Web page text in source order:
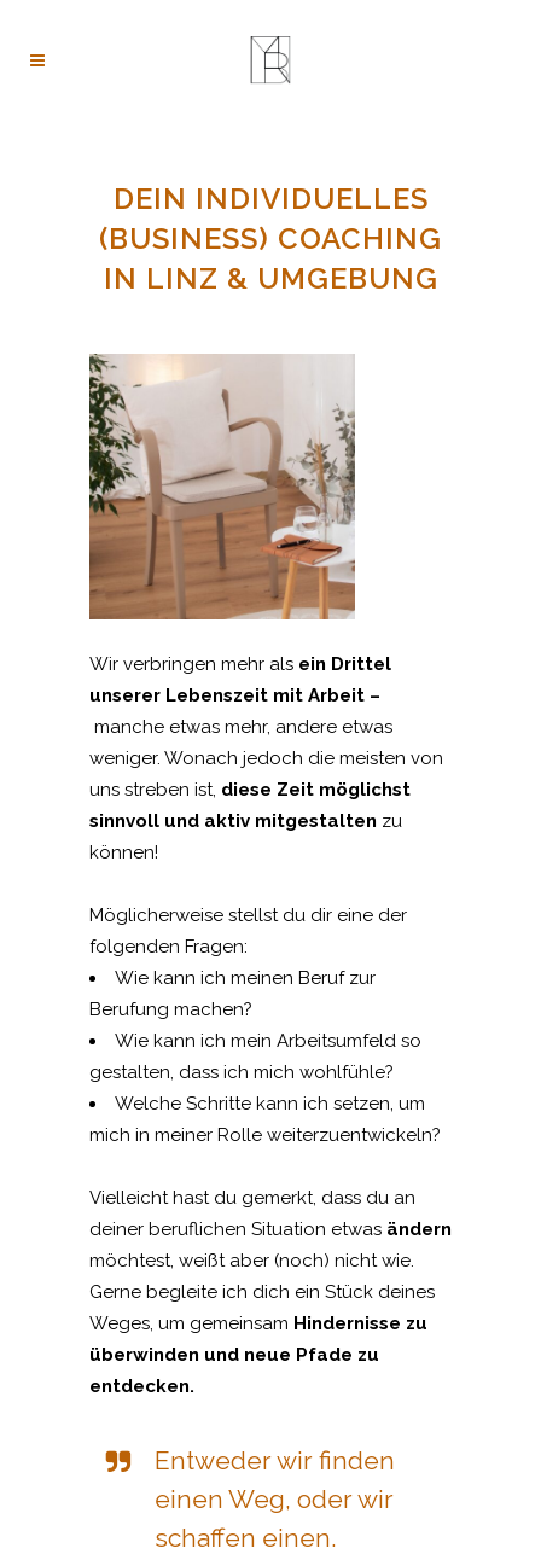
DEIN INDIVIDUELLES
(BUSINESS) COACHING
IN LINZ & UMGEBUNG
Wir verbringen mehr als ein Drittel
unserer Lebenszeit mit Arbeit –
manche etwas mehr, andere etwas
weniger. Wonach jedoch die meisten von
uns streben ist, diese Zeit möglichst
sinnvoll und aktiv mitgestalten zu
können!
Möglicherweise stellst du dir eine der
folgenden Fragen:
Wie kann ich meinen Beruf zur
Berufung machen?
Wie kann ich mein Arbeitsumfeld so
gestalten, dass ich mich wohlfühle?
Welche Schritte kann ich setzen, um
mich in meiner Rolle weiterzuentwickeln?
Vielleicht hast du gemerkt, dass du an
deiner beruflichen Situation etwas ändern
möchtest, weißt aber (noch) nicht wie.
Gerne begleite ich dich ein Stück deines
Weges, um gemeinsam Hindernisse zu
überwinden und neue Pfade zu
entdecken.
Entweder wir finden
einen Weg, oder wir
schaffen einen.